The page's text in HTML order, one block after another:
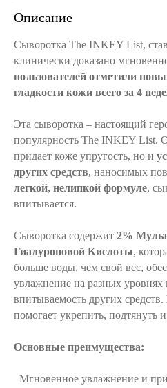
Описание
Сыворотка The INKEY List,
клинически доказано
пользователей отметили
гладкости кожи всего за 4
Эта сыворотка – настоящий
популярность The INKEY List.
придает коже упругость, но и
других средств, наносимых
легкой, нелипкой формуле,
впитывается.
Сыворотка содержит 2%
Гиалуроновой Кислоты,
больше воды, чем свой вес,
увлажнение на разных
впитываемость других средств.
помогает укрепить, подтянуть
Основные преимущества:
Мгновенное увлажнение и